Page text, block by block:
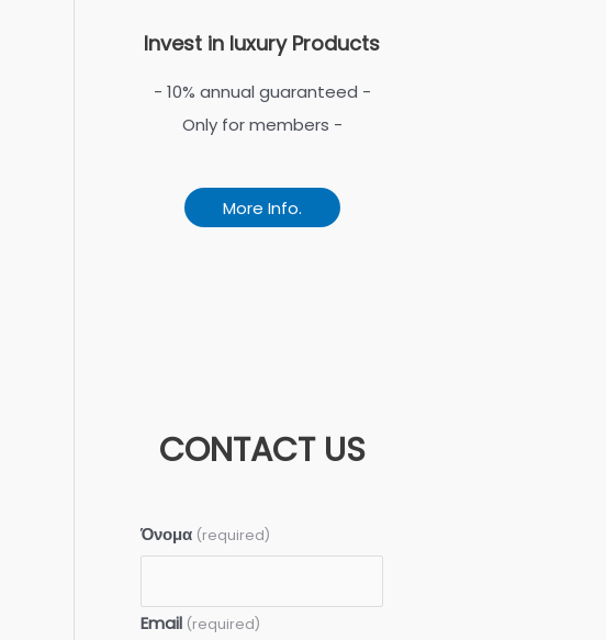
Invest in luxury Products
- 10% annual guaranteed -
Only for members -
More Info.
CONTACT US
Όνομα (required)
Email (required)